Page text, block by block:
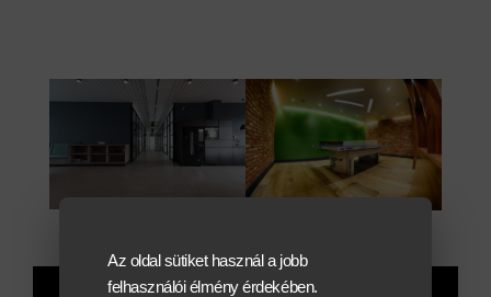
Az oldal sütiket használ a jobb
felhasználói élmény érdekében.